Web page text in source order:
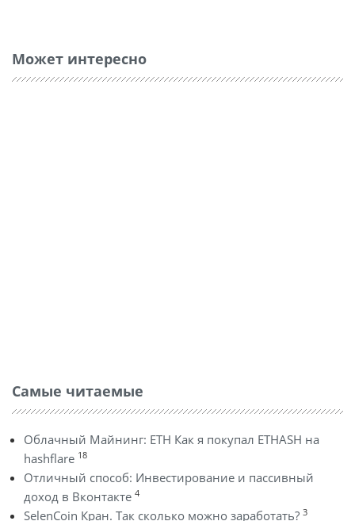
Может интересно
Самые читаемые
Облачный Майнинг: ETH Как я покупал ETHASH на
hashflare 18
Отличный способ: Инвестирование и пассивный
доход в Вконтакте 4
SelenCoin Кран. Так сколько можно заработать? 3